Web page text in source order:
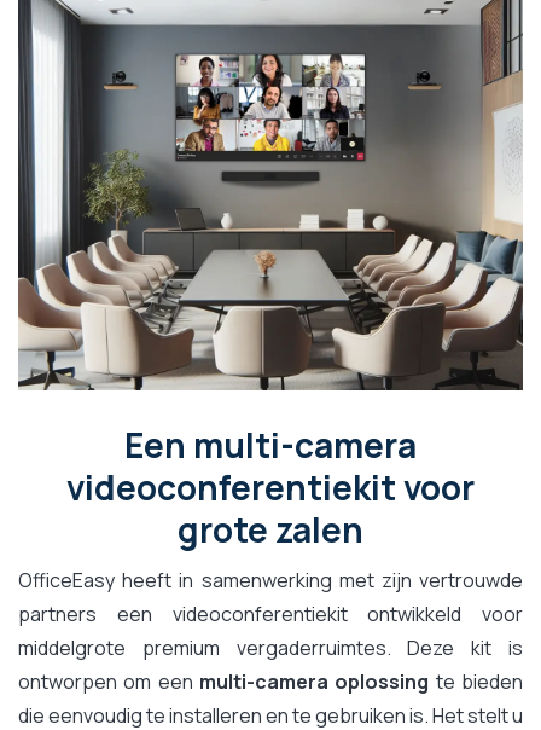
Een multi-camera
videoconferentiekit voor
grote zalen
OfficeEasy heeft in samenwerking met zijn vertrouwde
partners een videoconferentiekit ontwikkeld voor
middelgrote premium vergaderruimtes. Deze kit is
ontworpen om een multi-camera oplossing te bieden
die eenvoudig te installeren en te gebruiken is. Het stelt u